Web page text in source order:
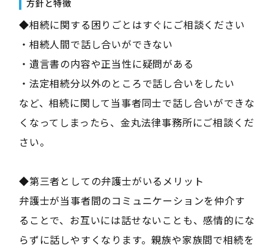
方針と特徴
◆相続に関する困りごとはすぐにご相談ください
・相続人間で話し合いができない
・遺言書の内容や正当性に疑問がある
・法定相続分以外のところで話し合いをしたい
など、相続に関して当事者同士で話し合いができな
くなってしまったら、金丸法律事務所にご相談くだ
さい。
◆第三者としての弁護士がいるメリット
弁護士が当事者間のコミュニケーションを仲介す
ることで、お互いには話せないことも、感情的にな
らずに話しやすくなります。親族や家族間で相続を